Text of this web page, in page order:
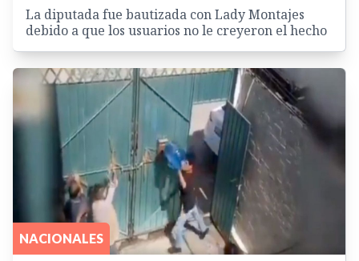
La diputada fue bautizada con Lady Montajes
debido a que los usuarios no le creyeron el hecho
NACIONALES